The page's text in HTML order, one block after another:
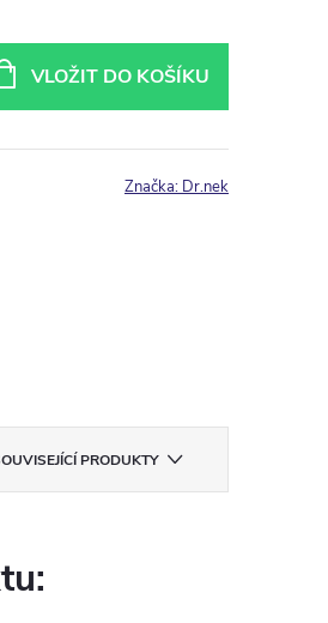
VLOŽIT DO KOŠÍKU
Značka: Dr.nek
PRODUKTY